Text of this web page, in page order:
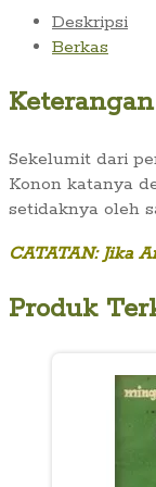
Hotel
Homan
Januari
1978)
Deskripsi
Berkas
Keterangan
Sekelumit dari
Konon katanya
setidaknya oleh
CATATAN: Jika
Produk